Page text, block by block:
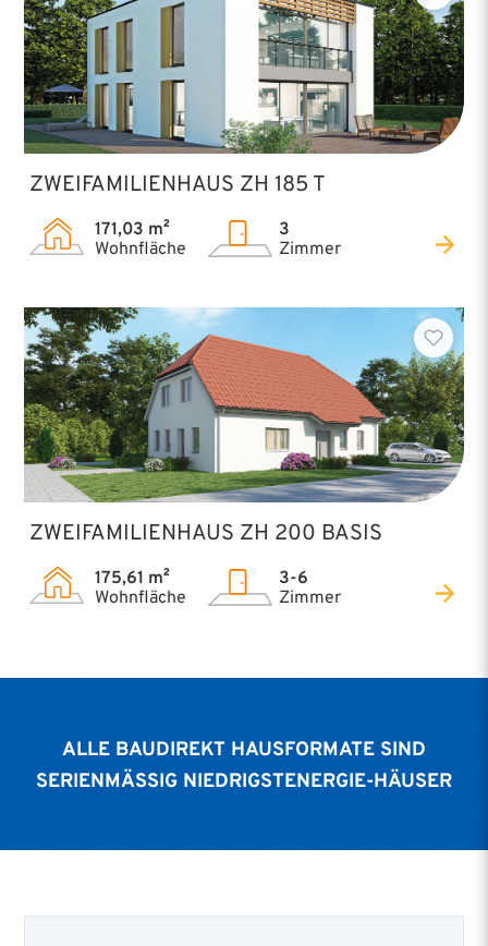
FLEXIBEL ANPASSBAR
Wie alle Baudirekt-Häuser lässt sich auch das
ZH 210 Basis individuell gestalten. Grundriss,
Raumaufteilung und Architektur können
flexibel angepasst werden, sodass Ihr Haus
exakt Ihren Vorstellungen entspricht.
ZWEIFAMILIENHAUS ZH 185 T
171,03 m²
Wohnfläche
3
Zimmer
ZWEIFAMILIENHAUS ZH 200 BASIS
175,61 m²
Wohnfläche
3-6
Zimmer
ALLE BAUDIREKT HAUSFORMATE SIND
SERIENMÄSSIG NIEDRIGSTENERGIE-HÄUSER